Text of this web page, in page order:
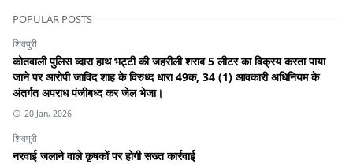
POPULAR POSTS
शिवपुरी
कोतवाली पुलिस व्दारा हाथ भट्टी की जहरीली शराब 5 लीटर का विक्रय करता पाया
जाने पर आरोपी जाविद शाह के विरुध्द धारा 49क, 34 (1) आवकारी अधिनियम के
अंतर्गत अपराध पंजीबध्द कर जेल भेजा।
20 Jan, 2026
शिवपुरी
नरवाई जलाने वाले कृषकों पर होगी सख्त कार्रवाई